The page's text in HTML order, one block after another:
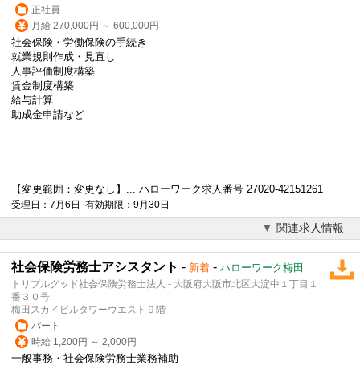
正社員
月給 270,000円 ～ 600,000円
社会保険・労働保険の手続き
就業規則作成・見直し
人事評価制度構築
賃金制度構築
給与計算
助成金申請など
【変更範囲：変更なし】... ハローワーク求人番号 27020-42151261
受理日：7月6日 有効期限：9月30日
関連求人情報
社会保険労務士アシスタント - 新着 - ハローワーク梅田
トリプルグッド社会保険労務士法人 - 大阪府大阪市北区大淀中１丁目１
番３０号
梅田スカイビルタワーウエスト９階
パート
時給 1,200円 ～ 2,000円
一般事務・社会保険労務士業務補助